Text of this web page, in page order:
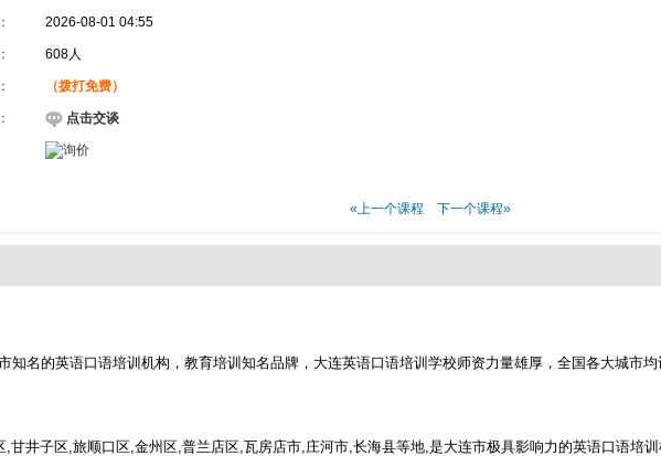
2026-08-01 04:55
608人
（拨打免费）
点击交谈
«上一个课程 下一个课程»
名的英语口语培训机构，教育培训知名品牌，大连英语口语培训学校师资力量雄厚，全国各大城市均
井子区,旅顺口区,金州区,普兰店区,瓦房店市,庄河市,长海县等地,是大连市极具影响力的英语口语培训